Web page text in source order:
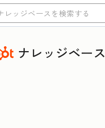
ナレッジベース